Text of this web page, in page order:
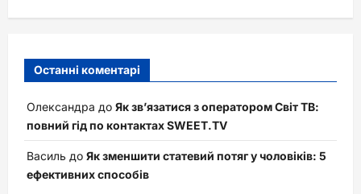
Останні коментарі
Олександра до Як зв’язатися з оператором Світ ТВ:
повний гід по контактах SWEET.TV
Василь до Як зменшити статевий потяг у чоловіків: 5
ефективних способів